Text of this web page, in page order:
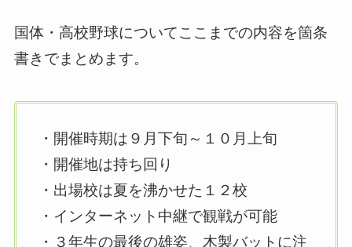
国体・高校野球についてここまでの内容を箇条
書きでまとめます。
・開催時期は９月下旬～１０月上旬
・開催地は持ち回り
・出場校は夏を沸かせた１２校
・インターネット中継で観戦が可能
・３年生の最後の雄姿、木製バットに注